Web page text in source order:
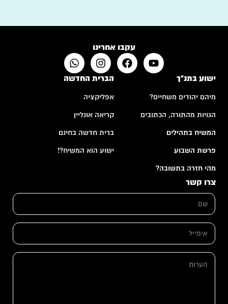
עקבו אחרינו
ישוע בתנ"ך
מיהם יהודים משחיים?
הגויות מהתורה, הכתובים
המשיח בתהילים
פרשת השבוע
מהי חזרה בתשובה?
הברית החדשה
אפליקציה
קריאה אונליין
ברית חדשה בחינם
ישוע הוא המשיח?!
צרו קשר
ש
*
ם
מ
א
מ
י
ה